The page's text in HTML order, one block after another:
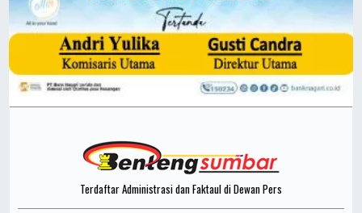
Terdaftar Administrasi dan Faktaul di Dewan Pers